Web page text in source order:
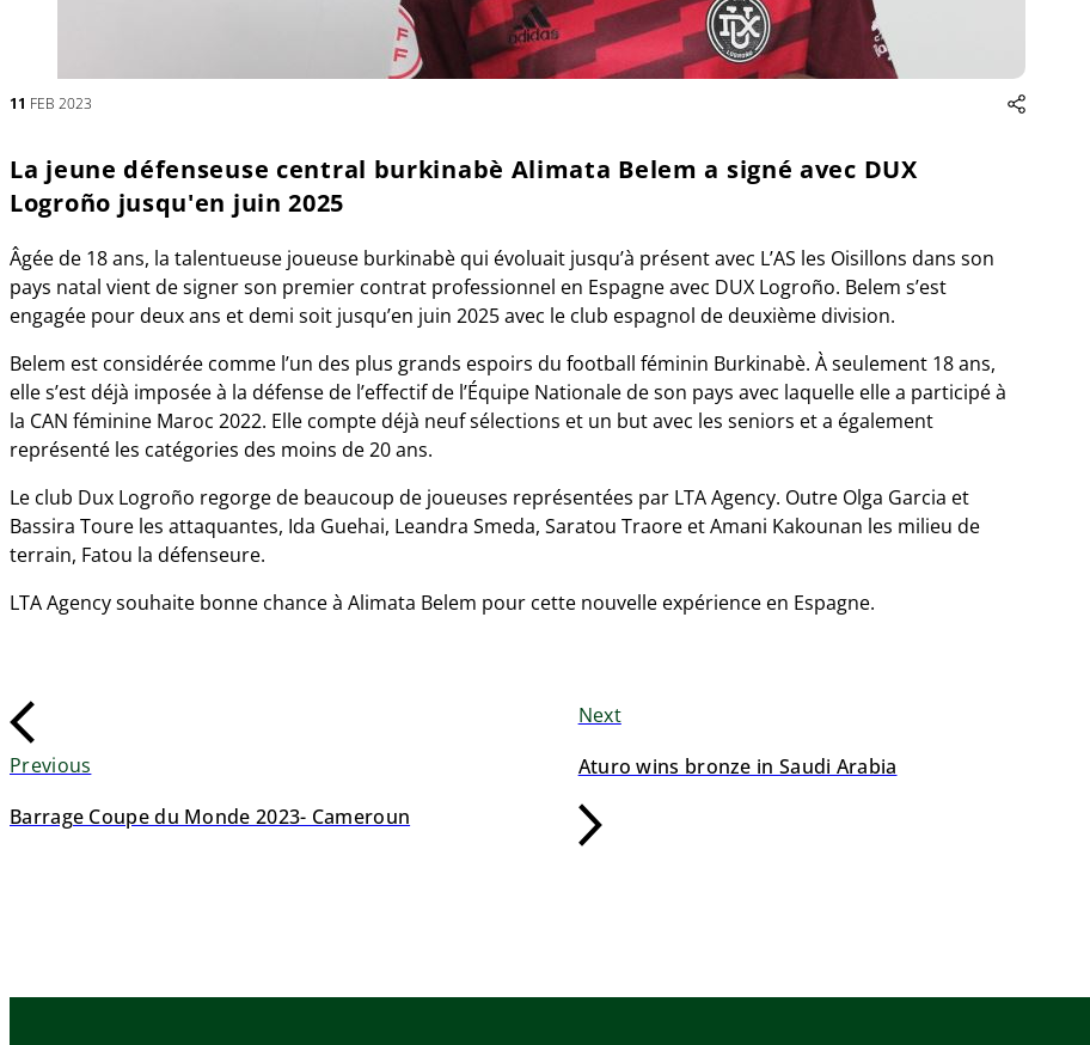
11 FEB 2023
La jeune défenseuse central burkinabè Alimata Belem a signé avec DUX
Logroño jusqu'en juin 2025
Âgée de 18 ans, la talentueuse joueuse burkinabè qui évoluait jusqu’à présent avec L’AS les Oisillons dans son
pays natal vient de signer son premier contrat professionnel en Espagne avec DUX Logroño. Belem s’est
engagée pour deux ans et demi soit jusqu’en juin 2025 avec le club espagnol de deuxième division.
Belem est considérée comme l’un des plus grands espoirs du football féminin Burkinabè. À seulement 18 ans,
elle s’est déjà imposée à la défense de l’effectif de l’Équipe Nationale de son pays avec laquelle elle a participé à
la CAN féminine Maroc 2022. Elle compte déjà neuf sélections et un but avec les seniors et a également
représenté les catégories des moins de 20 ans.
Le club Dux Logroño regorge de beaucoup de joueuses représentées par LTA Agency. Outre Olga Garcia et
Bassira Toure les attaquantes, Ida Guehai, Leandra Smeda, Saratou Traore et Amani Kakounan les milieu de
terrain, Fatou la défenseure.
LTA Agency souhaite bonne chance à Alimata Belem pour cette nouvelle expérience en Espagne.
Previous
Barrage Coupe du Monde 2023- Cameroun
Next
Aturo wins bronze in Saudi Arabia